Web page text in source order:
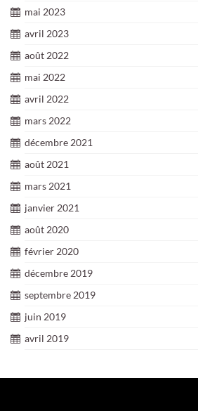
mai 2023
avril 2023
août 2022
mai 2022
avril 2022
mars 2022
décembre 2021
août 2021
mars 2021
janvier 2021
août 2020
février 2020
décembre 2019
septembre 2019
juin 2019
avril 2019